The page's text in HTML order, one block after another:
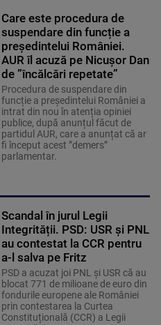
Care este procedura de
suspendare din funcție a
președintelui României.
AUR îl acuză pe Nicușor Dan
de ”încălcări repetate”
Procedura de suspendare din
funcție a președintelui României a
intrat din nou în atenția opiniei
publice, după anunțul făcut de
partidul AUR, care a anunțat că ar
fi început acest ”demers”
parlamentar.
Scandal în jurul Legii
Integrității. PSD: USR și PNL
au contestat la CCR pentru
a-l salva pe Fritz
PSD a acuzat joi PNL și USR că au
blocat 771 de milioane de euro din
fondurile europene ale României
prin contestarea la Curtea
Constituțională (CCR) a Legii